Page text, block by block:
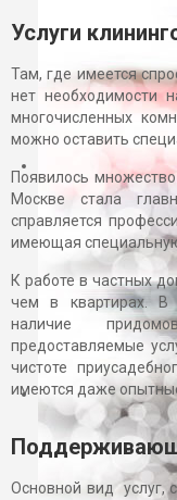
Химчистка мягкой
Уход за полами
Ремонт
Обслуживание
Обслуживание
Расходные
Отзывы клиентов
Пригласить на
Услуги
Там, где имеется
нет необходимости
многочисленных
можно оставить
Появилось
Москве стала
справляется
имеющая
К работе в частных
чем в квартирах. В
наличие
предоставляемые
чистоте
имеются даже
Основной вид услуг,